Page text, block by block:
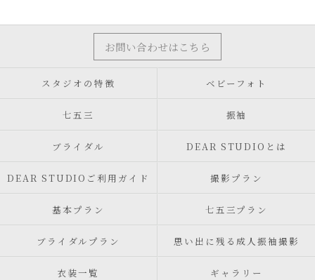
お問い合わせはこちら
スタジオの特徴 ベビーフォト
七五三 振袖
ブライダル DEAR STUDIOとは
DEAR STUDIOご利用ガイド 撮影プラン
基本プラン 七五三プラン
ブライダルプラン 思い出に残る成人振袖撮影
衣装一覧 ギャラリー